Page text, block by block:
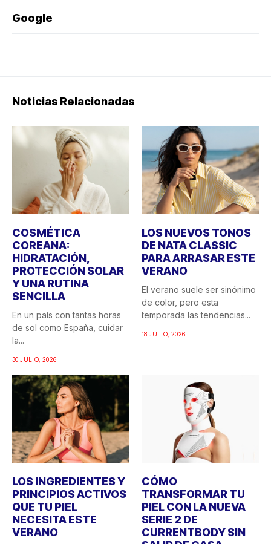
Google
Noticias Relacionadas
COSMÉTICA
COREANA:
HIDRATACIÓN,
PROTECCIÓN SOLAR
Y UNA RUTINA
SENCILLA
En un país con tantas horas
de sol como España, cuidar
la...
30 JULIO, 2026
LOS NUEVOS TONOS
DE NATA CLASSIC
PARA ARRASAR ESTE
VERANO
El verano suele ser sinónimo
de color, pero esta
temporada las tendencias...
18 JULIO, 2026
LOS INGREDIENTES Y
PRINCIPIOS ACTIVOS
QUE TU PIEL
NECESITA ESTE
VERANO
CÓMO
TRANSFORMAR TU
PIEL CON LA NUEVA
SERIE 2 DE
CURRENTBODY SIN